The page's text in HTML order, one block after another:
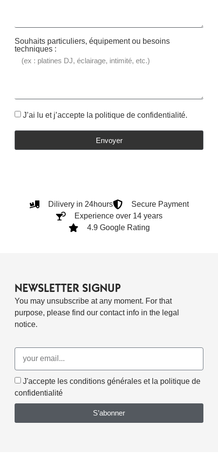
Souhaits particuliers, équipement ou besoins
techniques :
J’ai lu et j’accepte la politique de confidentialité.
Envoyer
Dilivery in 24hours
Secure Payment
Experience over 14 years
4.9 Google Rating
NEWSLETTER SIGNUP
You may unsubscribe at any moment. For that
purpose, please find our contact info in the legal
notice.
J'accepte les conditions générales et la politique de
confidentialité
S’abonner